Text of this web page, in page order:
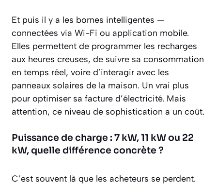
Et puis il y a les bornes intelligentes —
connectées via Wi-Fi ou application mobile.
Elles permettent de programmer les recharges
aux heures creuses, de suivre sa consommation
en temps réel, voire d’interagir avec les
panneaux solaires de la maison. Un vrai plus
pour optimiser sa facture d’électricité. Mais
attention, ce niveau de sophistication a un coût.
Puissance de charge : 7 kW, 11 kW ou 22
kW, quelle différence concrète ?
C’est souvent là que les acheteurs se perdent.